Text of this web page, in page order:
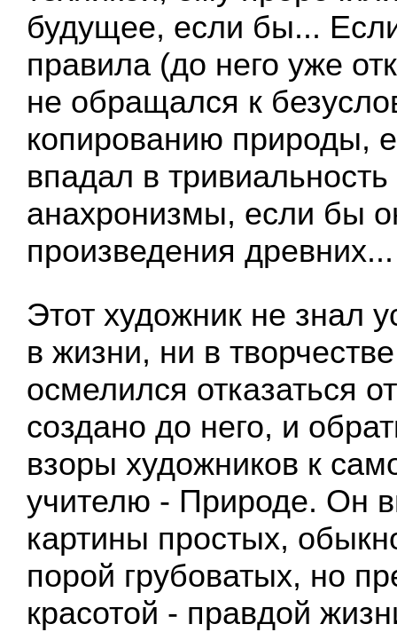
будущее, если бы...
правила (до него уже
не обращался к
копированию природы,
впадал в
анахронизмы, если бы
произведения древних...
Этот художник не знал
в жизни, ни в
осмелился отказаться
создано до него, и
взоры художников к
учителю - Природе. Он
картины простых,
порой грубоватых, но
красотой - правдой